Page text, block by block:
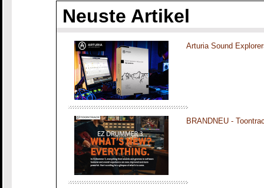
Neuste Artikel
Arturia Sound
BRANDNEU -